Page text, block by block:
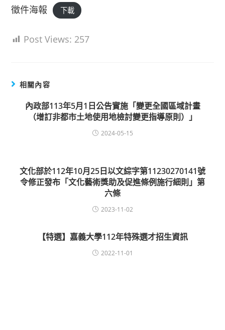
徵件海報
下載
Post Views: 257
相關內容
內政部113年5月1日公告實施「變更全國區域計畫
（增訂非都市土地使用地檢討變更指導原則）」
2024-05-15
文化部於112年10月25日以文綜字第11230270141號
令修正發布「文化藝術獎助及促進條例施行細則」第
六條
2023-11-02
【特選】嘉義大學112年特殊選才招生資訊
2022-11-01